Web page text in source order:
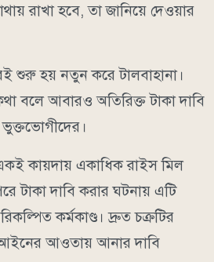
রাখা হবে, তা জানিয়ে দেওয়ার
শুরু হয় নতুন করে টালবাহানা।
বলে আবারও অতিরিক্ত টাকা দাবি
কায়দায় একাধিক রাইস মিল
টাকা দাবি করার ঘটনায় এটি
কর্মকাণ্ড। দ্রুত চক্রটির
আওতায় আনার দাবি